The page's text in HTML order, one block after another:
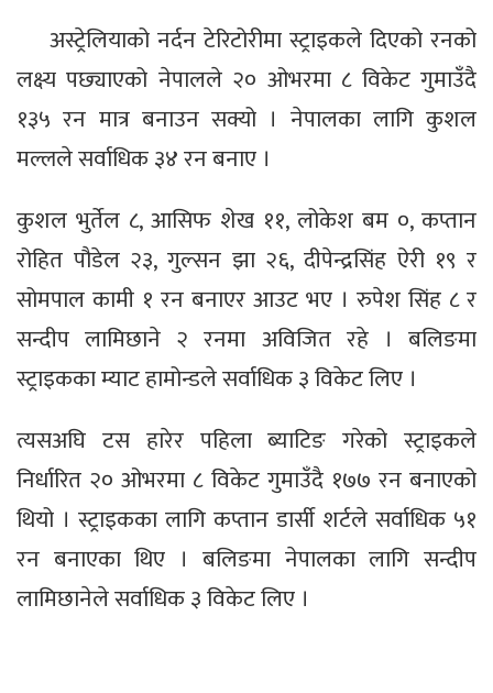
अस्ट्रेलियाको नर्दन टेरिटोरीमा स्ट्राइकले दिएको रनको
लक्ष्य पछ्याएको नेपालले २० ओभरमा ८ विकेट गुमाउँदै
१३५ रन मात्र बनाउन सक्यो । नेपालका लागि कुशल
मल्लले सर्वाधिक ३४ रन बनाए ।
कुशल भुर्तेल ८, आसिफ शेख ११, लोकेश बम ०, कप्तान
रोहित पौडेल २३, गुल्सन झा २६, दीपेन्द्रसिंह ऐरी १९ र
सोमपाल कामी १ रन बनाएर आउट भए । रुपेश सिंह ८ र
सन्दीप लामिछाने २ रनमा अविजित रहे । बलिङमा
स्ट्राइकका म्याट हामोन्डले सर्वाधिक ३ विकेट लिए ।
त्यसअघि टस हारेर पहिला ब्याटिङ गरेको स्ट्राइकले
निर्धारित २० ओभरमा ८ विकेट गुमाउँदै १७७ रन बनाएको
थियो । स्ट्राइकका लागि कप्तान डार्सी शर्टले सर्वाधिक ५१
रन बनाएका थिए । बलिङमा नेपालका लागि सन्दीप
लामिछानेले सर्वाधिक ३ विकेट लिए ।